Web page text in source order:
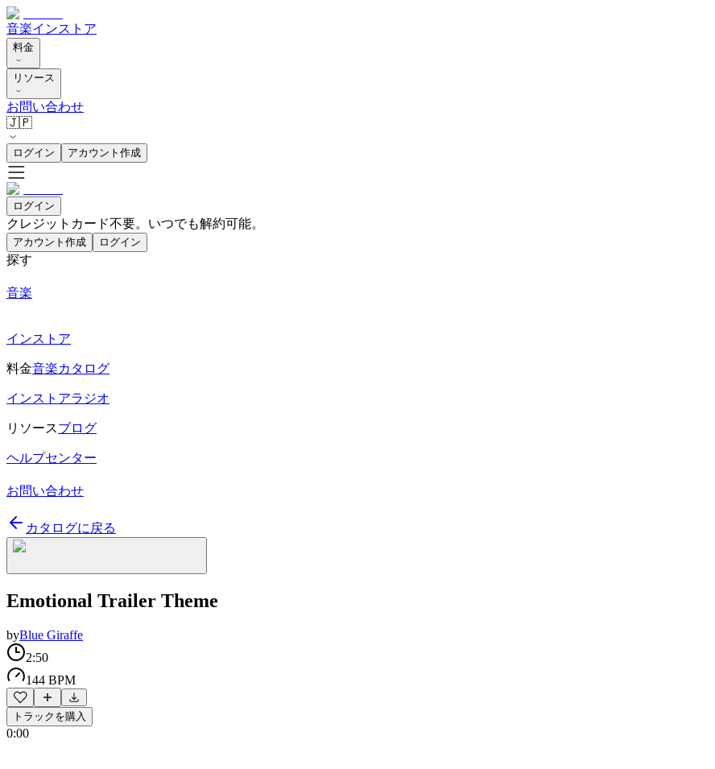
音楽インストア
料金
リソース
お問い合わせ
🇯🇵
ログイン アカウント作成
ログイン
クレジットカード不要。いつでも解約可能。
アカウント作成 ログイン
探す
音楽
インストア
料金音楽カタログ
インストアラジオ
リソースブログ
ヘルプセンター
お問い合わせ
カタログに戻る
Emotional Trailer Theme
byBlue Giraffe
2:50
144 BPM
トラックを購入
0:00